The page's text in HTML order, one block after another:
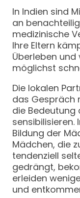
In Indien sind
an
medizinische
Ihre Eltern
Überleben
möglichst
Die lokalen
das Gespräch
die Bedeutung
sensibilisieren.
Bildung der
Mädchen, die
tendenziell
gedrängt,
erleiden
und